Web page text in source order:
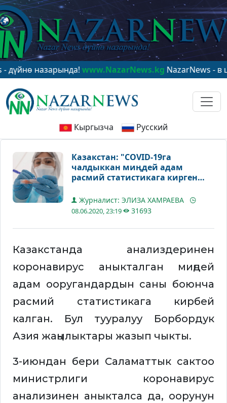
назарында!www.NazarNews.kgNazarNews - в
Кыргызча Русский
Казакстан: "COVID-19га
чалдыккан миңдей адам
расмий статистикага кирген
Журналист: ЭЛИЗА ХАМРАЕВА
08.06.2020, 23:19 31693
Казакстанда анализдеринен
коронавирус аныкталган миңдей
адам ооругандардын саны боюнча
расмий статистикага кирбей
калган. Бул тууралуу Борбордук
Азия жаңылыктары жазып чыкты.
3-июндан бери Саламаттык сактоо
министрлиги коронавирус
анализинен аныкталса да, оорунун